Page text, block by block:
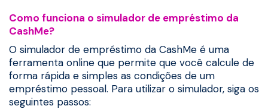
Como funciona o simulador de empréstimo da
CashMe?
O simulador de empréstimo da CashMe é uma
ferramenta online que permite que você calcule de
forma rápida e simples as condições de um
empréstimo pessoal. Para utilizar o simulador, siga os
seguintes passos: